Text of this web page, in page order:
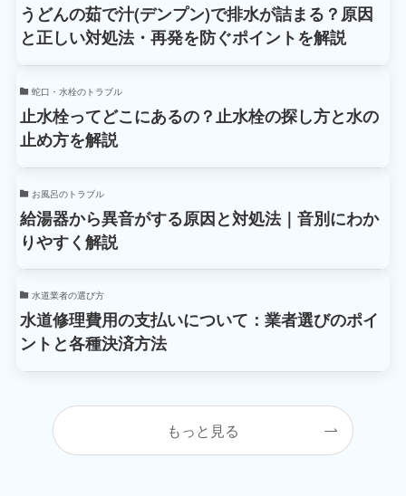
うどんの茹で汁(デンプン)で排水が詰まる？原因
と正しい対処法・再発を防ぐポイントを解説
蛇口・水栓のトラブル
止水栓ってどこにあるの？止水栓の探し方と水の
止め方を解説
お風呂のトラブル
給湯器から異音がする原因と対処法｜音別にわか
りやすく解説
水道業者の選び方
水道修理費用の支払いについて：業者選びのポイ
ントと各種決済方法
もっと見る